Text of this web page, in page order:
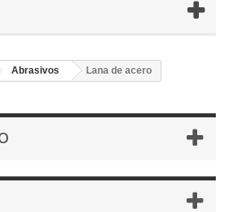
Abrasivos Lana de acero